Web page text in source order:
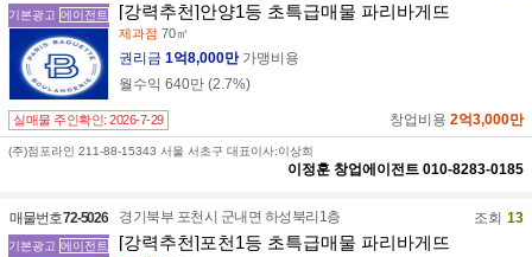
기본광고 에이전트 [강력추천]안양1등 초특급매물 파리바게뜨
제과점 70㎡
권리금 1억8,000만 가맹비용
월수익 640만 (2.7%)
실매물 주인확인: 2026-7-29 창업비용 2억3,000만
(주)점포라인 211-88-15343 서울 서초구 대표이사:이상희
이정훈 창업에이전트 010-8283-0185
매물번호72-5026
기본광고 에이전트
경기북부 포천시 군내면 하성북리1층 조회 13
[강력추천]포천1등 초특급매물 파리바게뜨